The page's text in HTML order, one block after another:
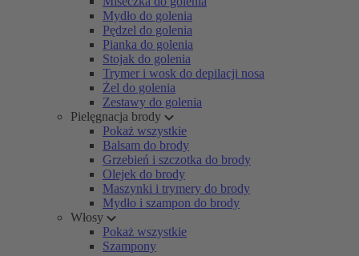
Mydło do golenia
Pędzel do golenia
Pianka do golenia
Stojak do golenia
Trymer i wosk do depilacji nosa
Żel do golenia
Zestawy do golenia
Pielęgnacja brody
Pokaż wszystkie
Balsam do brody
Grzebień i szczotka do brody
Olejek do brody
Maszynki i trymery do brody
Mydło i szampon do brody
Włosy
Pokaż wszystkie
Szampony